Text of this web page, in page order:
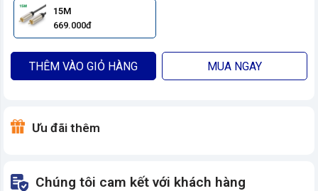
15M
669.000đ
THÊM VÀO GIỎ HÀNG MUA NGAY
Ưu đãi thêm
Chúng tôi cam kết với khách hàng